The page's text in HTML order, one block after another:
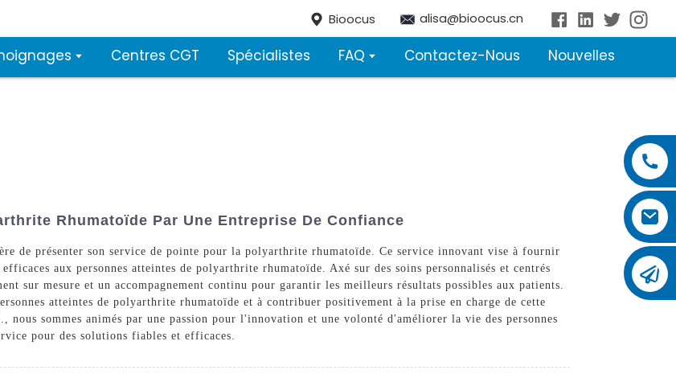
Bioocus alisa@bioocus.cn
Centres CGT Spécialistes FAQ Contactez-Nous Nouvelles
Rhumatoïde Par Une Entreprise De Confiance
de présenter son service de pointe pour la polyarthrite rhumatoïde. Ce service innovant vise à fournir
aux personnes atteintes de polyarthrite rhumatoïde. Axé sur des soins personnalisés et centrés
sur mesure et un accompagnement continu pour garantir les meilleurs résultats possibles aux patients.
atteintes de polyarthrite rhumatoïde et à contribuer positivement à la prise en charge de cette
sommes animés par une passion pour l'innovation et une volonté d'améliorer la vie des personnes
pour des solutions fiables et efficaces.